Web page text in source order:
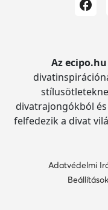
Az
divatrajongókból
felfedezik a divat
Adatvédelmi